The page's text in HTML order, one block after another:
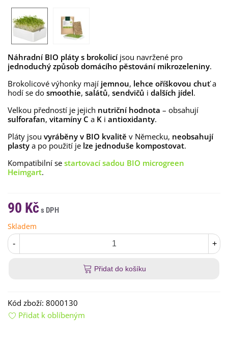
Náhradní BIO pláty s brokolicíjsou navržené pro
jednoduchý způsob domácího pěstování mikrozeleniny.
Brokolicové výhonky mají jemnou, lehce oříškovou chuťa
hodí se do smoothie, salátů, sendvičů i dalších jídel.
Velkou předností je jejich nutriční hodnota – obsahují
sulforafan, vitamíny C a K i antioxidanty.
Pláty jsou vyráběny v BIO kvalitě v Německu, neobsahují
plasty a po použití je lze jednoduše kompostovat.
Kompatibilní se startovací sadou BIO microgreen
Heimgart.
90 Kč
Skladem
- +
Přidat do košíku
Kód zboží: 8000130
Přidat k oblíbeným